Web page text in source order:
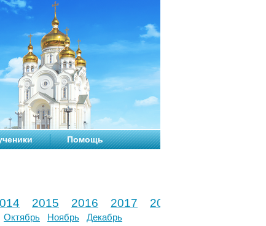
Помощь
2015 2016 2017 2018
Октябрь Ноябрь
Декабрь